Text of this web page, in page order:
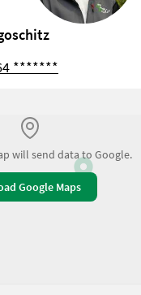
*******
will send data to Google.
Google Maps